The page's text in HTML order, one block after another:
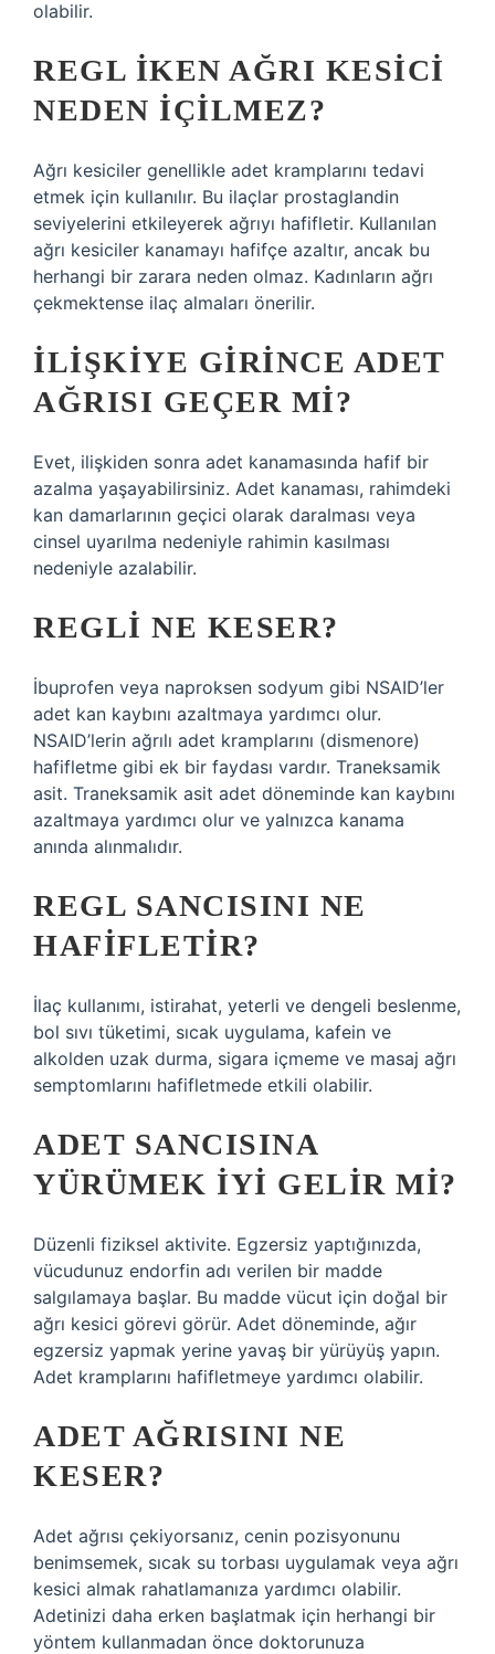
olabilir.
REGL IKEN AĞRI KESICI
NEDEN IÇILMEZ?
Ağrı kesiciler genellikle adet kramplarını tedavi
etmek için kullanılır. Bu ilaçlar prostaglandin
seviyelerini etkileyerek ağrıyı hafifletir. Kullanılan
ağrı kesiciler kanamayı hafifçe azaltır, ancak bu
herhangi bir zarara neden olmaz. Kadınların ağrı
çekmektense ilaç almaları önerilir.
İLIŞKIYE GIRINCE ADET
AĞRISI GEÇER MI?
Evet, ilişkiden sonra adet kanamasında hafif bir
azalma yaşayabilirsiniz. Adet kanaması, rahimdeki
kan damarlarının geçici olarak daralması veya
cinsel uyarılma nedeniyle rahimin kasılması
nedeniyle azalabilir.
REGLI NE KESER?
İbuprofen veya naproksen sodyum gibi NSAID’ler
adet kan kaybını azaltmaya yardımcı olur.
NSAID’lerin ağrılı adet kramplarını (dismenore)
hafifletme gibi ek bir faydası vardır. Traneksamik
asit. Traneksamik asit adet döneminde kan kaybını
azaltmaya yardımcı olur ve yalnızca kanama
anında alınmalıdır.
REGL SANCISINI NE
HAFIFLETIR?
İlaç kullanımı, istirahat, yeterli ve dengeli beslenme,
bol sıvı tüketimi, sıcak uygulama, kafein ve
alkolden uzak durma, sigara içmeme ve masaj ağrı
semptomlarını hafifletmede etkili olabilir.
ADET SANCISINA
YÜRÜMEK IYI GELIR MI?
Düzenli fiziksel aktivite. Egzersiz yaptığınızda,
vücudunuz endorfin adı verilen bir madde
salgılamaya başlar. Bu madde vücut için doğal bir
ağrı kesici görevi görür. Adet döneminde, ağır
egzersiz yapmak yerine yavaş bir yürüyüş yapın.
Adet kramplarını hafifletmeye yardımcı olabilir.
ADET AĞRISINI NE
KESER?
Adet ağrısı çekiyorsanız, cenin pozisyonunu
benimsemek, sıcak su torbası uygulamak veya ağrı
kesici almak rahatlamanıza yardımcı olabilir.
Adetinizi daha erken başlatmak için herhangi bir
yöntem kullanmadan önce doktorunuza